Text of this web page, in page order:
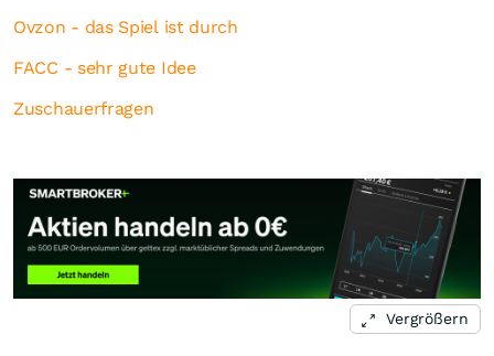
Ovzon - das Spiel ist durch
FACC - sehr gute Idee
Zuschauerfragen
Vergrößern